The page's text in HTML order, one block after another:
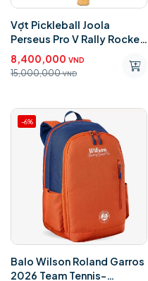
Vợt Pickleball Joola
Perseus Pro V Rally Rocket
16mm
8,400,000 VND
15,000,000 VND
-6%
Balo Wilson Roland Garros
2026 Team Tennis-